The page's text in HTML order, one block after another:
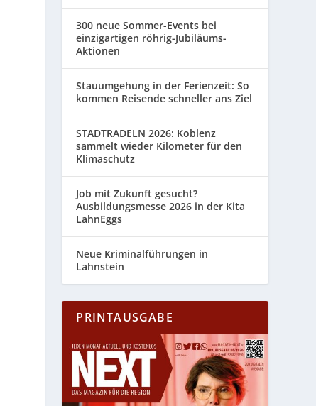
300 neue Sommer-Events bei
einzigartigen röhrig-Jubiläums-
Aktionen
Stauumgehung in der Ferienzeit: So
kommen Reisende schneller ans Ziel
STADTRADELN 2026: Koblenz
sammelt wieder Kilometer für den
Klimaschutz
Job mit Zukunft gesucht?
Ausbildungsmesse 2026 in der Kita
LahnEggs
Neue Kriminalführungen in
Lahnstein
PRINTAUSGABE